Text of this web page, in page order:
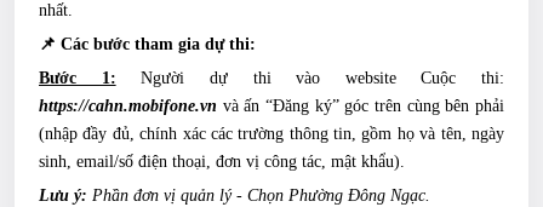
nhất.
📌 Các bước tham gia dự thi:
Bước 1: Người dự thi vào website Cuộc thi:
https://cahn.mobifone.vn và ấn “Đăng ký” góc trên cùng bên phải
(nhập đầy đủ, chính xác các trường thông tin, gồm họ và tên, ngày
sinh, email/số điện thoại, đơn vị công tác, mật khẩu).
Lưu ý: Phần đơn vị quản lý - Chọn Phường Đông Ngạc.